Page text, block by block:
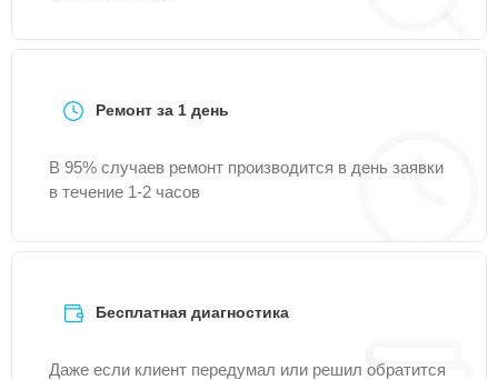
Ремонт за 1 день
В 95% случаев ремонт производится в день заявки
в течение 1-2 часов
Бесплатная диагностика
Даже если клиент передумал или решил обратится